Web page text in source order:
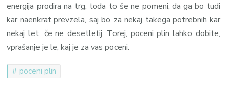
energija prodira na trg, toda to še ne pomeni, da ga bo tudi
kar naenkrat prevzela, saj bo za nekaj takega potrebnih kar
nekaj let, če ne desetletij. Torej, poceni plin lahko dobite,
vprašanje je le, kaj je za vas poceni.
poceni plin